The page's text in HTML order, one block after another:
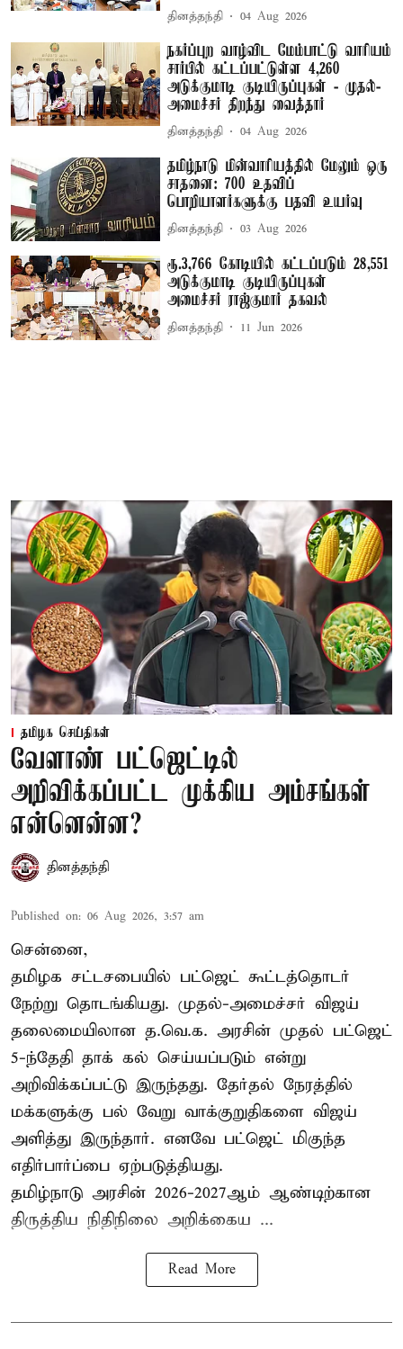
தினத்தந்தி 04 Aug 2026
நகர்ப்புற வாழ்விட மேம்பாட்டு வாரியம்
சார்பில் கட்டப்பட்டுள்ள 4,260
அடுக்குமாடி குடியிருப்புகள் - முதல்-
அமைச்சர் திறந்து வைத்தார்
தினத்தந்தி 04 Aug 2026
தமிழ்நாடு மின்வாரியத்தில் மேலும் ஒரு
சாதனை: 700 உதவிப்
பொறியாளர்களுக்கு பதவி உயர்வு
தினத்தந்தி 03 Aug 2026
ரூ.3,766 கோடியில் கட்டப்படும் 28,551
அடுக்குமாடி குடியிருப்புகள் –
அமைச்சர் ராஜ்குமார் தகவல்
தினத்தந்தி 11 Jun 2026
தமிழக செய்திகள்
வேளாண் பட்ஜெட்டில்
அறிவிக்கப்பட்ட முக்கிய அம்சங்கள்
என்னென்ன?
தினத்தந்தி
Published on: 06 Aug 2026, 3:57 am
சென்னை,
தமிழக சட்டசபையில் பட்ஜெட் கூட்டத்தொடர்
நேற்று தொடங்கியது. முதல்-அமைச்சர் விஜய்
தலைமையிலான த.வெ.க. அரசின் முதல் பட்ஜெட்
5-ந்தேதி தாக் கல் செய்யப்படும் என்று
அறிவிக்கப்பட்டு இருந்தது. தேர்தல் நேரத்தில்
மக்களுக்கு பல் வேறு வாக்குறுதிகளை விஜய்
அளித்து இருந்தார். எனவே பட்ஜெட் மிகுந்த
எதிர்பார்ப்பை ஏற்படுத்தியது.
தமிழ்நாடு அரசின் 2026-2027ஆம் ஆண்டிற்கான
திருத்திய நிதிநிலை அறிக்கைய ...
Read More